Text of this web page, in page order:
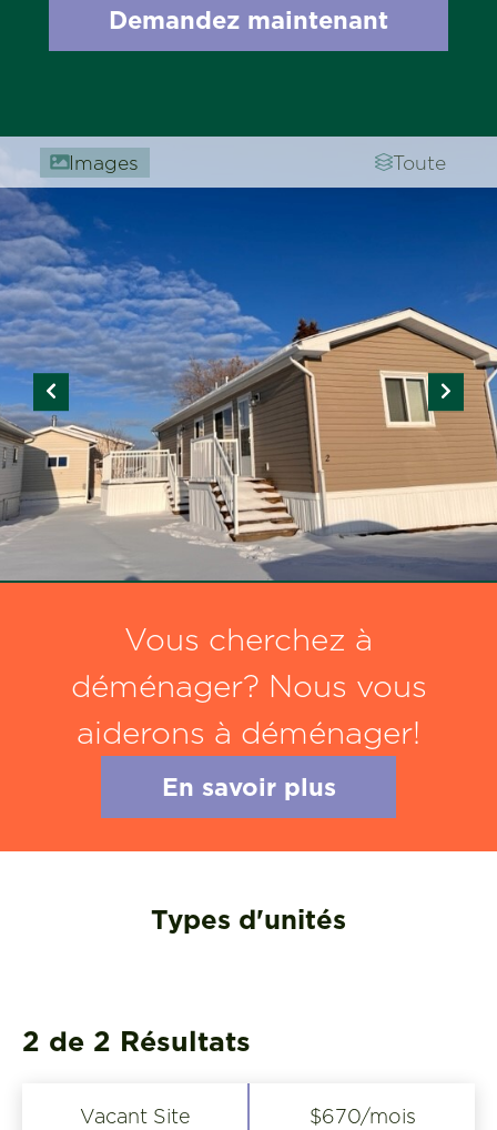
Demandez maintenant
Images Toute
Vous cherchez à
déménager? Nous vous
aiderons à déménager!
En savoir plus
Types d'unités
2 de 2 Résultats
Vacant Site $670/mois